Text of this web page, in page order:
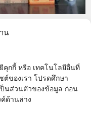
น
คุกกี้ หรือ เทคโนโลยีอื่นที่
ของเรา โปรดศึกษา
นส่วนตัวของข้อมูล ก่อน
ด้านล่าง
ร่วมสนับสนุน
ผ่านสำนักงาน
นับสนุนมอบอาหาร